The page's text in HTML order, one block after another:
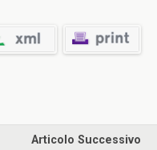
Articolo Successivo